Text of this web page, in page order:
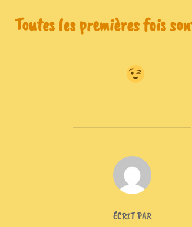
Toutes les premières fois
AUTEUR DE LA PUBLICATION
ÉCRIT PAR